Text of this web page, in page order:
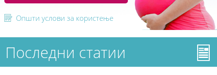
Општи услови за користење
Последни статии